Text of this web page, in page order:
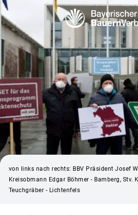
von links nach rechts: BBV Präsident Josef
Kreisobmann Edgar Böhmer - Bamberg, Stv.
Teuchgräber - Lichtenfels